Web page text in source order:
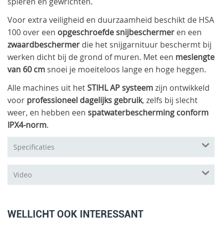
Voor extra veiligheid en duurzaamheid beschikt de HSA
100 over een opgeschroefde snijbeschermer en een
zwaardbeschermer die het snijgarnituur beschermt bij
werken dicht bij de grond of muren. Met een meslengte
van 60 cm snoei je moeiteloos lange en hoge heggen.
Alle machines uit hetSTIHL AP systeemzijn ontwikkeld
voor professioneel dagelijks gebruik, zelfs bij slecht
weer, en hebben een spatwaterbescherming conform
IPX4-norm.
Specificaties
Video
WELLICHT OOK INTERESSANT